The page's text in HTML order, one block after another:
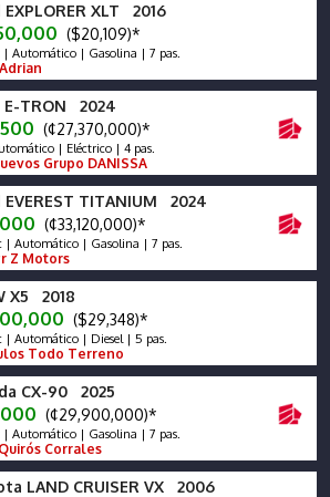
EXPLORER XLT 2016
($20,109)*
Automático | Gasolina | 7 pas.
E-TRON 2024
(¢27,370,000)*
| Eléctrico | 4 pas.
Grupo DANISSA
EVEREST TITANIUM 2024
(¢33,120,000)*
Automático | Gasolina | 7 pas.
Z Motors
X5 2018
($29,348)*
Automático | Diesel | 5 pas.
Todo Terreno
CX-90 2025
(¢29,900,000)*
Automático | Gasolina | 7 pas.
Corrales
LAND CRUISER VX 2006